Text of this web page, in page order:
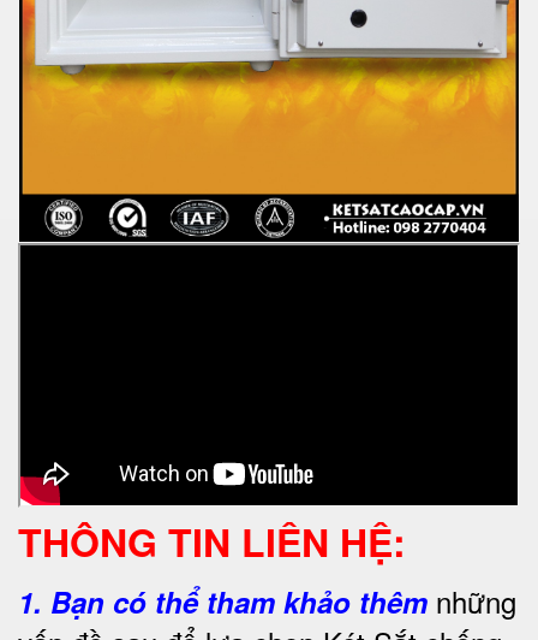
THÔNG TIN LIÊN HỆ:
1. Bạn có thể tham khảo thêm những